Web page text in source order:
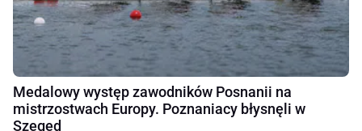
Medalowy występ zawodników Posnanii na
mistrzostwach Europy. Poznaniacy błysnęli w
Szeged